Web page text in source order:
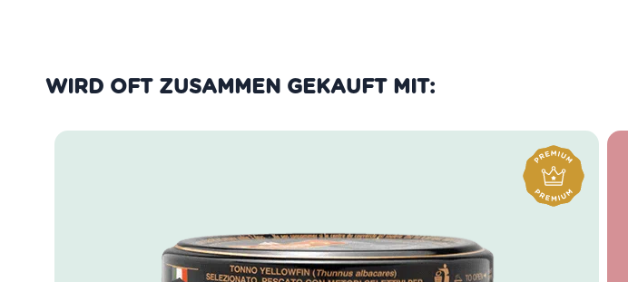
WIRD OFT ZUSAMMEN GEKAUFT MIT: